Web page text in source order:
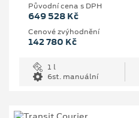
Původní cena s DPH
649 528 Kč
Cenové zvýhodnění
142 780 Kč
1 l
6st. manuální